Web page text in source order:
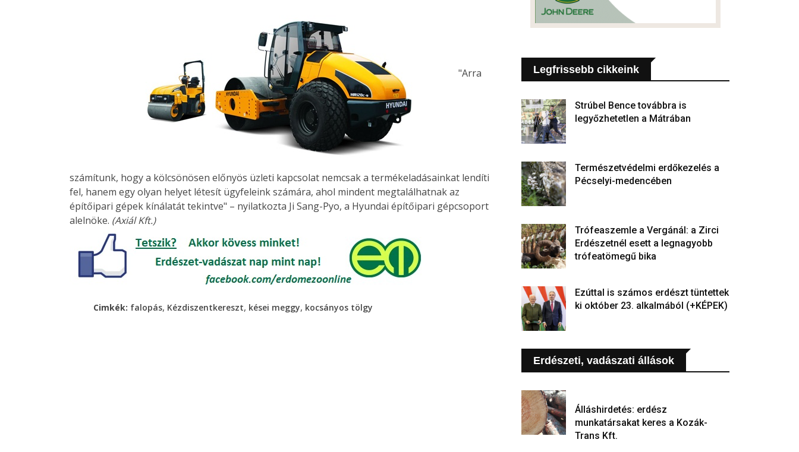
"Arra
számítunk, hogy a kölcsönösen előnyös üzleti kapcsolat nemcsak a termékeladásainkat lendíti
fel, hanem egy olyan helyet létesít ügyfeleink számára, ahol mindent megtalálhatnak az
építőipari gépek kínálatát tekintve" – nyilatkozta Ji Sang-Pyo, a Hyundai építőipari gépcsoport
alelnöke. (Axiál Kft.)
Cimkék: falopás, Kézdiszentkereszt, kései meggy, kocsányos tölgy
Legfrissebb cikkeink
Strúbel Bence továbbra is
legyőzhetetlen a Mátrában
Természetvédelmi erdőkezelés a
Pécselyi-medencében
Trófeaszemle a Vergánál: a Zirci
Erdészetnél esett a legnagyobb
trófeatömegű bika
Ezúttal is számos erdészt tüntettek
ki október 23. alkalmából (+KÉPEK)
Erdészeti, vadászati állások
Álláshirdetés: erdész
munkatársakat keres a Kozák-
Trans Kft.